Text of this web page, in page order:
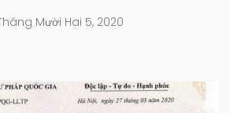
Mười Hai 5, 2020